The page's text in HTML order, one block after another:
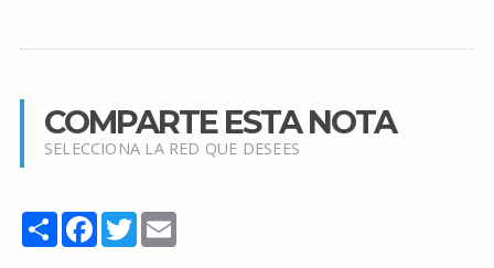
COMPARTE ESTA NOTA
SELECCIONA LA RED QUE DESEES
Share Facebook
TwitterEmail